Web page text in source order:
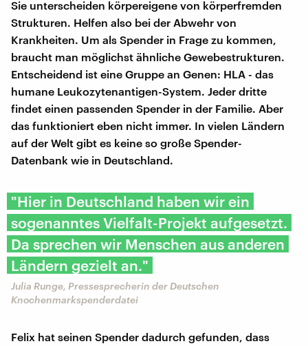
Sie unterscheiden körpereigene von körperfremden
Strukturen. Helfen also bei der Abwehr von
Krankheiten. Um als Spender in Frage zu kommen,
braucht man möglichst ähnliche Gewebestrukturen.
Entscheidend ist eine Gruppe an Genen: HLA - das
humane Leukozytenantigen-System. Jeder dritte
findet einen passenden Spender in der Familie. Aber
das funktioniert eben nicht immer. In vielen Ländern
auf der Welt gibt es keine so große Spender-
Datenbank wie in Deutschland.
"Hier in Deutschland haben wir ein
sogenanntes Vielfalt-Projekt aufgesetzt.
Da sprechen wir Menschen aus anderen
Ländern gezielt an."
Julia Runge, Pressesprecherin der Deutschen
Knochenmarkspenderdatei
Felix hat seinen Spender dadurch gefunden, dass